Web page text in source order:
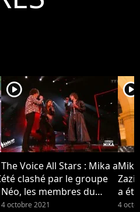
player2
The Voice All Stars : Mika a
été clashé par le groupe
Néo, les membres du
groupe se disent "surpris"
4 octobre 2021
player2
a
Néo
4